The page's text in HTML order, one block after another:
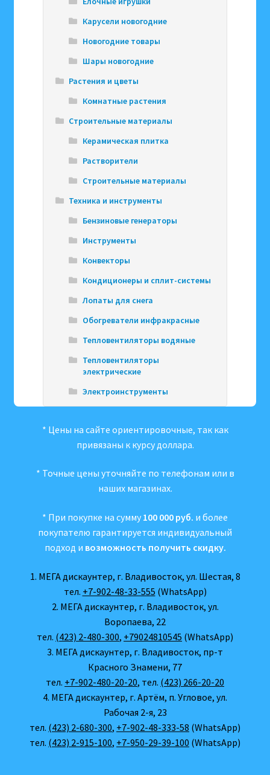
Карусели новогодние
Новогодние товары
Шары новогодние
Растения и цветы
Комнатные растения
Строительные материалы
Керамическая плитка
Растворители
Строительные материалы
Техника и инструменты
Бензиновые генераторы
Инструменты
Конвекторы
Кондиционеры и сплит-системы
Лопаты для снега
Обогреватели инфракрасные
Тепловентиляторы водяные
Тепловентиляторы
электрические
Электроинструменты
* Цены на сайте ориентировочные, так как
привязаны к курсу доллара.
* Точные цены уточняйте по телефонам или в
наших магазинах.
* При покупке на сумму 100 000 руб. и более
покупателю гарантируется индивидуальный
подход и возможность получить скидку.
1. МЕГА дискаунтер, г. Владивосток, ул. Шестая, 8
тел. +7-902-48-33-555 (WhatsApp)
2. МЕГА дискаунтер, г. Владивосток, ул.
Воропаева, 22
тел. (423) 2-480-300, +79024810545 (WhatsApp)
3. МЕГА дискаунтер, г. Владивосток, пр-т
Красного Знамени, 77
тел. +7-902-480-20-20, тел. (423) 266-20-20
4. МЕГА дискаунтер, г. Артём, п. Угловое, ул.
Рабочая 2-я, 23
тел. (423) 2-680-300, +7-902-48-333-58 (WhatsApp)
тел. (423) 2-915-100, +7-950-29-39-100 (WhatsApp)